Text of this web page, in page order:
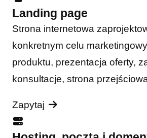
Landing page
Strona internetowa
konkretnym celu
produktu, prezentacja oferty,
konsultacje, strona
Zapytaj